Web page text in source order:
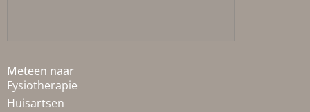
Meteen naar
Fysiotherapie
Huisartsen